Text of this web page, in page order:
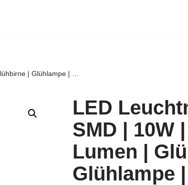
| Glühlampe | …
LED
SMD | 10W
Lumen |
Glühlampe